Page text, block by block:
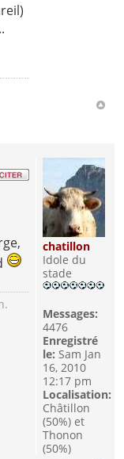
chatillon
Idole du
stade
Messages:
4476
Enregistré
le: Sam Jan
16, 2010
12:17 pm
Localisation:
Châtillon
(50%) et
Thonon
(50%)